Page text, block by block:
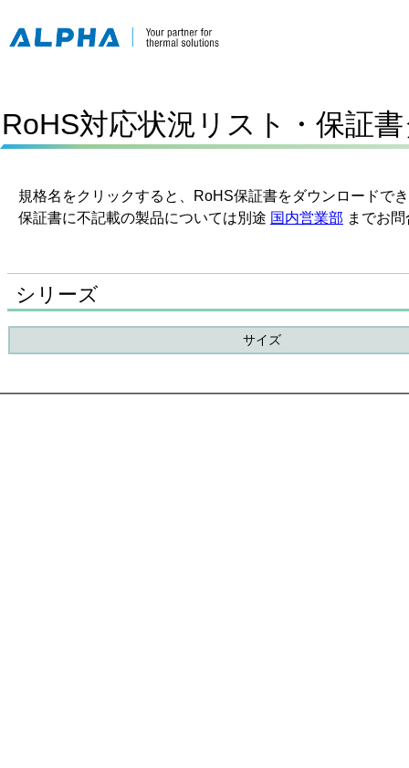
RoHS対応状況リスト・保証
規格名をクリックすると、RoHS保証書をダウンロードで
保証書に不記載の製品については別途 国内営業部 までお
シリーズ
サイズ